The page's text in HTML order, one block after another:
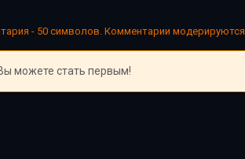
- 50 символов. Комментарии модерируются
можете стать первым!